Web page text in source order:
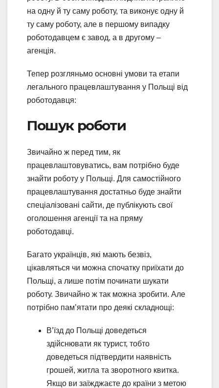
на одну й ту саму роботу, та виконує одну й
ту саму роботу, але в першому випадку
роботодавцем є завод, а в другому –
агенція.
Тепер розгляньмо основні умови та етапи
легального працевлаштування у Польщі від
роботодавця:
Пошук роботи
Звичайно ж перед тим, як
працевлаштовуватись, вам потрібно буде
знайти роботу у Польщі. Для самостійного
працевлаштування достатньо буде знайти
спеціалізовані сайти, де публікують свої
оголошення агенції та на пряму
роботодавці.
Багато українців, які мають безвіз,
цікавляться чи можна спочатку приїхати до
Польщі, а лише потім починати шукати
роботу. Звичайно ж так можна зробити. Але
потрібно пам’ятати про деякі складнощі:
В’їзд до Польщі доведеться
здійснювати як турист, тобто
доведеться підтвердити наявність
грошей, житла та зворотного квитка.
Якщо ви заїжджаєте до країни з метою